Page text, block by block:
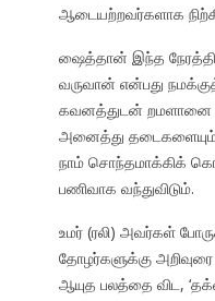
ஆடையற்றவர்களாக
ஷைத்தான் இந்த
வருவான் என்பது
கவனத்துடன் றமளானை
அனைத்து
நாம் சொந்தமாக்கிக்
பணிவாக வந்துவிடும்.
உமர் (ரலி) அவர்கள்
தோழர்களுக்கு
ஆயுத பலத்தை விட,